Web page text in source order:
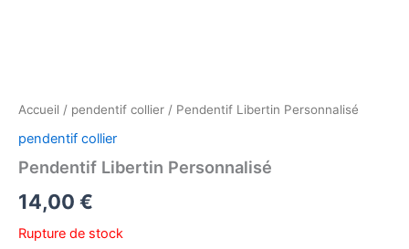
Accueil / pendentif collier / Pendentif Libertin Personnalisé
pendentif collier
Pendentif Libertin Personnalisé
14,00 €
Rupture de stock